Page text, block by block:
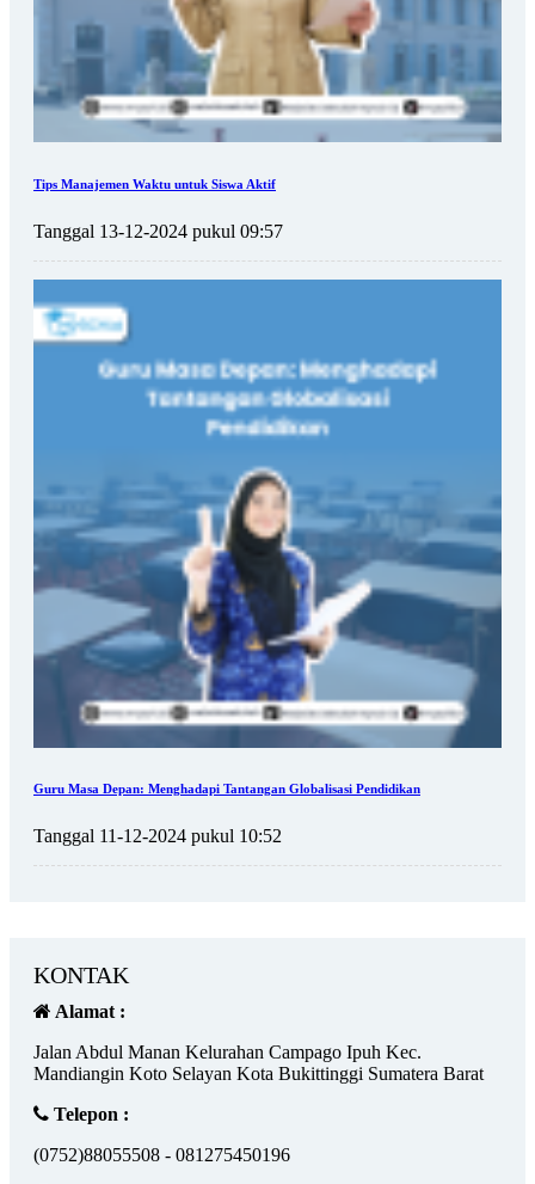
Tips Manajemen Waktu untuk Siswa Aktif
Tanggal 13-12-2024 pukul 09:57
Guru Masa Depan: Menghadapi Tantangan Globalisasi Pendidikan
Tanggal 11-12-2024 pukul 10:52
KONTAK
Alamat :
Jalan Abdul Manan Kelurahan Campago Ipuh Kec.
Mandiangin Koto Selayan Kota Bukittinggi Sumatera Barat
Telepon :
(0752)88055508 - 081275450196